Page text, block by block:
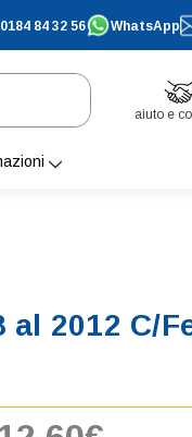
0184 84 32 56 WhatsApp
aiuto e
2012 C/